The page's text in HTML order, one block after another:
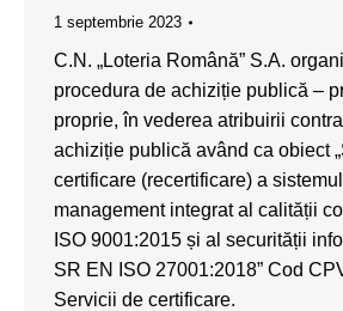
1 septembrie 2023
C.N. „Loteria Română” S.A.
procedura de achiziție publică –
proprie, în vederea atribuirii
achiziție publică având ca obiect
certificare (recertificare) a
management integrat al calității
ISO 9001:2015 și al securității
SR EN ISO 27001:2018” Cod
Servicii de certificare.